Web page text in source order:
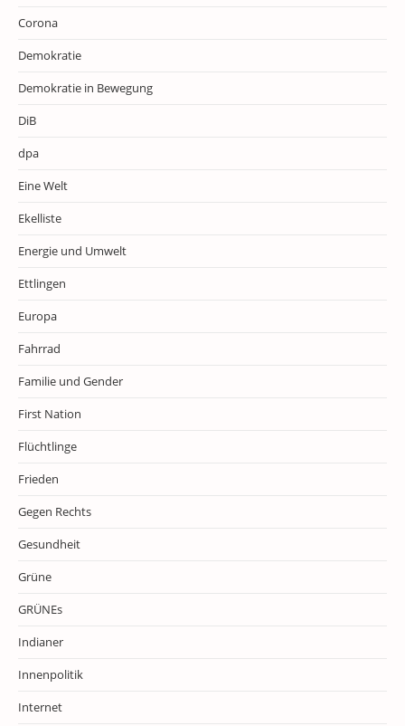
Corona
Demokratie
Demokratie in Bewegung
DiB
dpa
Eine Welt
Ekelliste
Energie und Umwelt
Ettlingen
Europa
Fahrrad
Familie und Gender
First Nation
Flüchtlinge
Frieden
Gegen Rechts
Gesundheit
Grüne
GRÜNEs
Indianer
Innenpolitik
Internet